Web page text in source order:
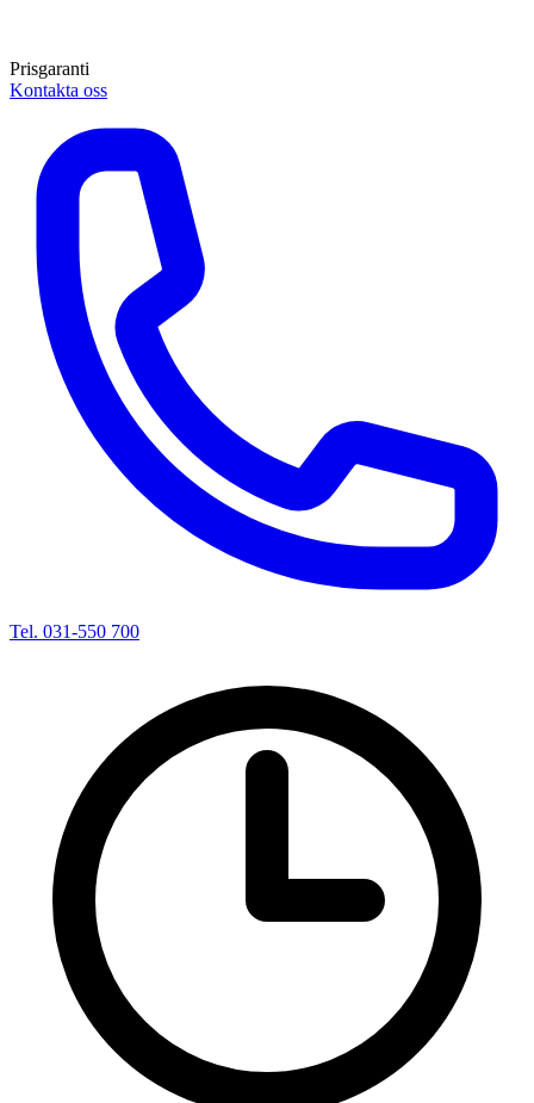
Prisgaranti
Kontakta oss
Tel. 031-550 700